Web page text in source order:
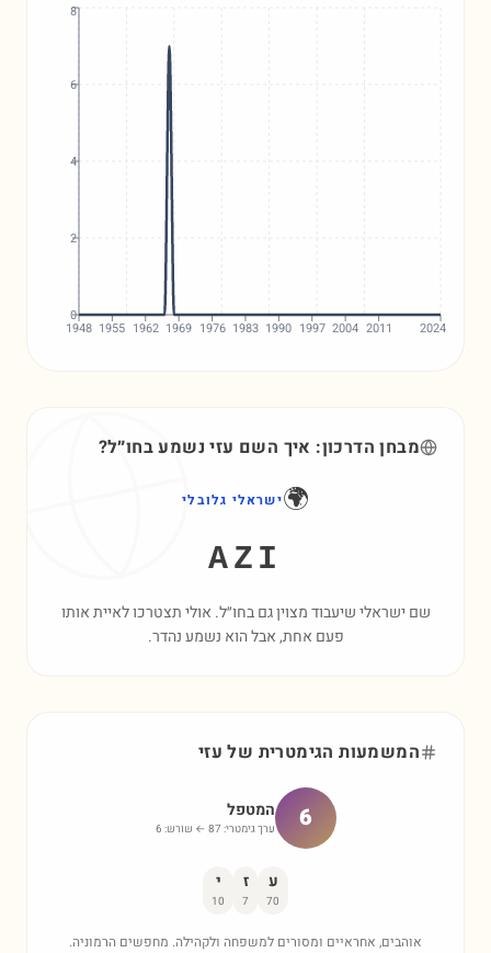
1948 1955 1962 1969 1976 1983 1990 1997 2004 2011 2024
0
2
4
6
8
מבחן הדרכון: איך השם עזינשמע בחו״ל?
🌍ישראלי גלובלי
AZI
שם ישראלי שיעבוד מצוין גם בחו״ל. אולי תצטרכו לאיית אותו
פעם אחת, אבל הוא נשמע נהדר.
המשמעות הגימטרית של עזי
6 המטפל
ערך גימטרי: 87 ← שורש: 6
ע
70
ז
7
י
10
אוהבים, אחראיים ומסורים למשפחה ולקהילה. מחפשים הרמוניה.